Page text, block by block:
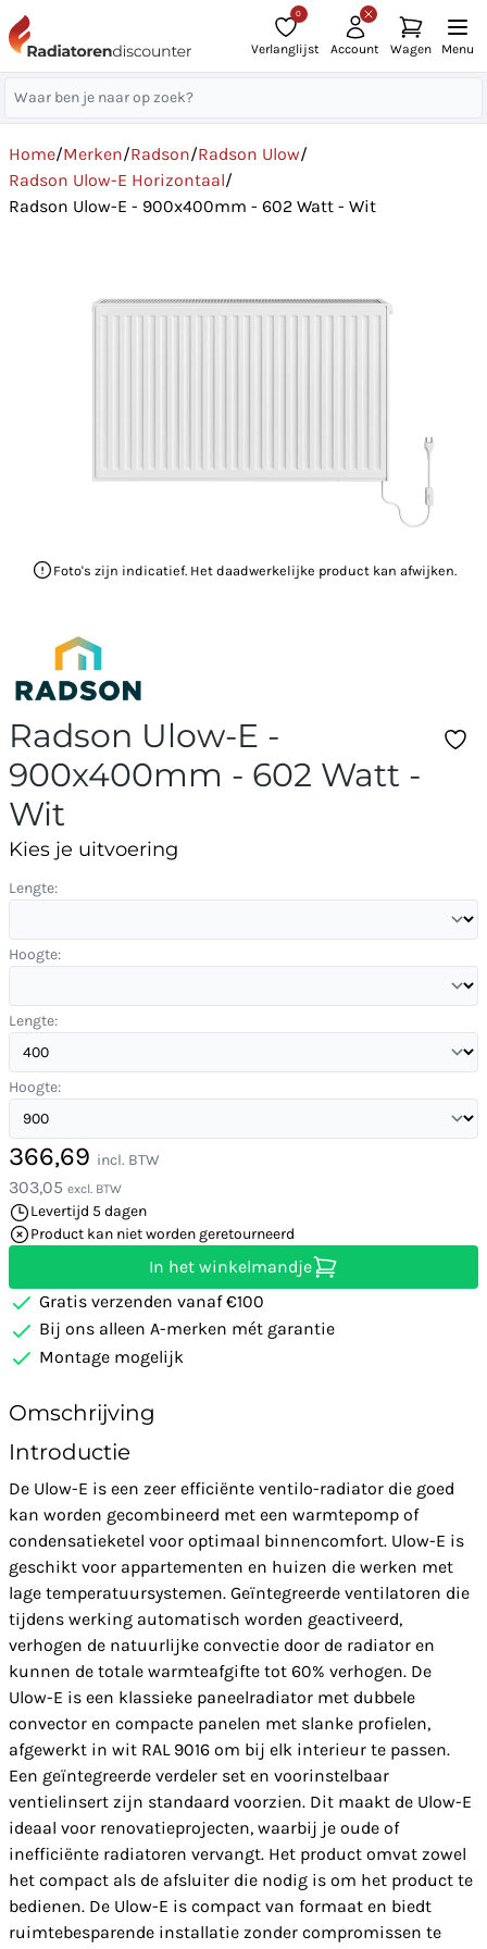
0
Verlanglijst Account Wagen Menu
Home/Merken/Radson/Radson Ulow/
Radson Ulow-E Horizontaal/
Radson Ulow-E - 900x400mm - 602 Watt - Wit
Foto's zijn indicatief. Het daadwerkelijke product kan afwijken.
Radson Ulow-E -
900x400mm - 602 Watt -
Wit
Kies je uitvoering
Lengte:
Hoogte:
Lengte:
Hoogte:
366,69 incl. BTW
303,05 excl. BTW
Levertijd 5 dagen
Product kan niet worden geretourneerd
In het winkelmandje
Gratis verzenden vanaf €100
Bij ons alleen A-merken mét garantie
Montage mogelijk
Omschrijving
Introductie
De Ulow-E is een zeer efficiënte ventilo-radiator die goed
kan worden gecombineerd met een warmtepomp of
condensatieketel voor optimaal binnencomfort. Ulow-E is
geschikt voor appartementen en huizen die werken met
lage temperatuursystemen. Geïntegreerde ventilatoren die
tijdens werking automatisch worden geactiveerd,
verhogen de natuurlijke convectie door de radiator en
kunnen de totale warmteafgifte tot 60% verhogen. De
Ulow-E is een klassieke paneelradiator met dubbele
convector en compacte panelen met slanke profielen,
afgewerkt in wit RAL 9016 om bij elk interieur te passen.
Een geïntegreerde verdeler set en voorinstelbaar
ventielinsert zijn standaard voorzien. Dit maakt de Ulow-E
ideaal voor renovatieprojecten, waarbij je oude of
inefficiënte radiatoren vervangt. Het product omvat zowel
het compact als de afsluiter die nodig is om het product te
bedienen. De Ulow-E is compact van formaat en biedt
ruimtebesparende installatie zonder compromissen te